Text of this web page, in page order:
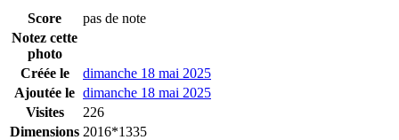
Score
pas de note
Notez cette
photo
Créée le
dimanche 18 mai 2025
Ajoutée le dimanche 18 mai 2025
Visites
226
Dimensions 2016*1335